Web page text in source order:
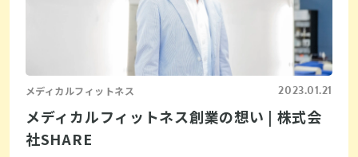
メディカルフィットネス 2023.01.21
メディカルフィットネス創業の想い | 株式会
社SHARE